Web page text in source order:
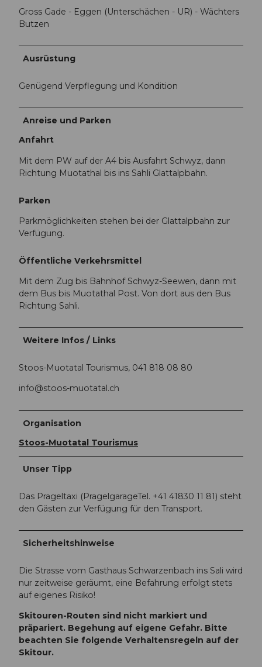
Gross Gade - Eggen (Unterschächen - UR) - Wächters
Butzen
Ausrüstung
Genügend Verpflegung und Kondition
Anreise und Parken
Anfahrt
Mit dem PW auf der A4 bis Ausfahrt Schwyz, dann
Richtung Muotathal bis ins Sahli Glattalpbahn.
Parken
Parkmöglichkeiten stehen bei der Glattalpbahn zur
Verfügung.
Öffentliche Verkehrsmittel
Mit dem Zug bis Bahnhof Schwyz-Seewen, dann mit
dem Bus bis Muotathal Post. Von dort aus den Bus
Richtung Sahli.
Weitere Infos / Links
Stoos-Muotatal Tourismus, 041 818 08 80
info@stoos-muotatal.ch
Organisation
Stoos-Muotatal Tourismus
Unser Tipp
Das Prageltaxi (PragelgarageTel. +41 41830 11 81) steht
den Gästen zur Verfügung für den Transport.
Sicherheitshinweise
Die Strasse vom Gasthaus Schwarzenbach ins Sali wird
nur zeitweise geräumt, eine Befahrung erfolgt stets
auf eigenes Risiko!
Skitouren-Routen sind nicht markiert und
präpariert. Begehung auf eigene Gefahr. Bitte
beachten Sie folgende Verhaltensregeln auf der
Skitour.